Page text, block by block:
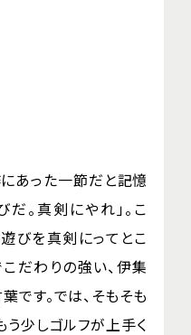
あった一節だと記憶
だ。真剣にやれ」。こ
遊びを真剣にってとこ
だわりの強い、伊集
です。では、そもそも
う少しゴルフが上手く